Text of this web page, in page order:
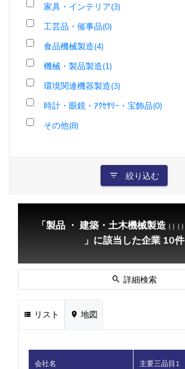
家具・インテリア(3)
工芸品・催事品(0)
食品機械製造(4)
機械・製品製造(1)
環境関連機器製造(3)
時計・眼鏡・ｱｸｾｻﾘｰ・宝飾品(0)
その他(8)
絞り込む
「製品 ・ 建築・土木機械製造 ( ) ( )
」に該当した企業 10件
詳細検索
リスト 地図
会社名 主要三品目1